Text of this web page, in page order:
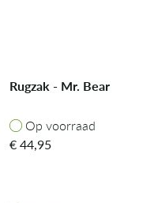
Rugzak - Mr. Bear
Op voorraad
Op voorraad
€44,95